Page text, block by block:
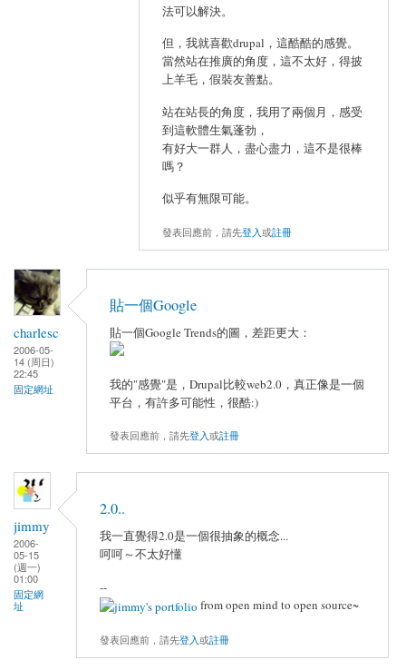
法可以解決。
但，我就喜歡drupal，這酷酷的感覺。
當然站在推廣的角度，這不太好，得披
上羊毛，假裝友善點。
站在站長的角度，我用了兩個月，感受
到這軟體生氣蓬勃，
有好大一群人，盡心盡力，這不是很棒
嗎？
似乎有無限可能。
發表回應前，請先登入或註冊
charlesc
2006-05-
14 (周日)
22:45
固定網址
貼一個Google
貼一個Google Trends的圖，差距更大：
我的"感覺"是，Drupal比較web2.0，真正像是一個
平台，有許多可能性，很酷:)
發表回應前，請先登入或註冊
jimmy
2006-
05-15
(週一)
01:00
固定網
址
2.0..
我一直覺得2.0是一個很抽象的概念...
呵呵～不太好懂
--
from open mind to open source~
發表回應前，請先登入或註冊